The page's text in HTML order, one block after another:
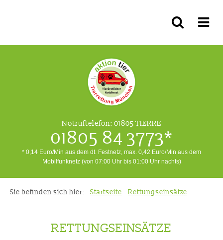
Notruftelefon: 01805 TIERRE
01805 84 3773*
* 0,14 Euro/Min aus dem dt. Festnetz, max. 0,42 Euro/Min aus dem
Mobilfunknetz (von 07:00 Uhr bis 01:00 Uhr nachts)
Sie befinden sich hier: Startseite Rettungseinsätze
RETTUNGSEINSÄTZE